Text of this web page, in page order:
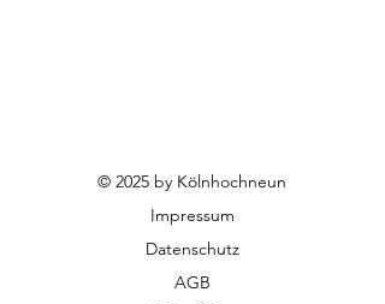
© 2025 by Kölnhochneun
Impressum
Datenschutz
AGB